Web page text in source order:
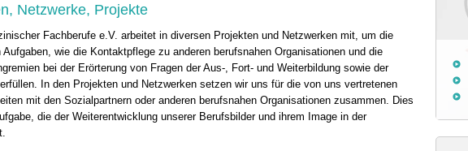
Netzwerke, Projekte
Fachberufe e.V. arbeitet in diversen Projekten und Netzwerken mit, um die
wie die Kontaktpflege zu anderen berufsnahen Organisationen und die
bei der Erörterung von Fragen der Aus-, Fort- und Weiterbildung sowie der
In den Projekten und Netzwerken setzen wir uns für die von uns vertretenen
mit den Sozialpartnern oder anderen berufsnahen Organisationen zusammen. Dies
die der Weiterentwicklung unserer Berufsbilder und ihrem Image in der